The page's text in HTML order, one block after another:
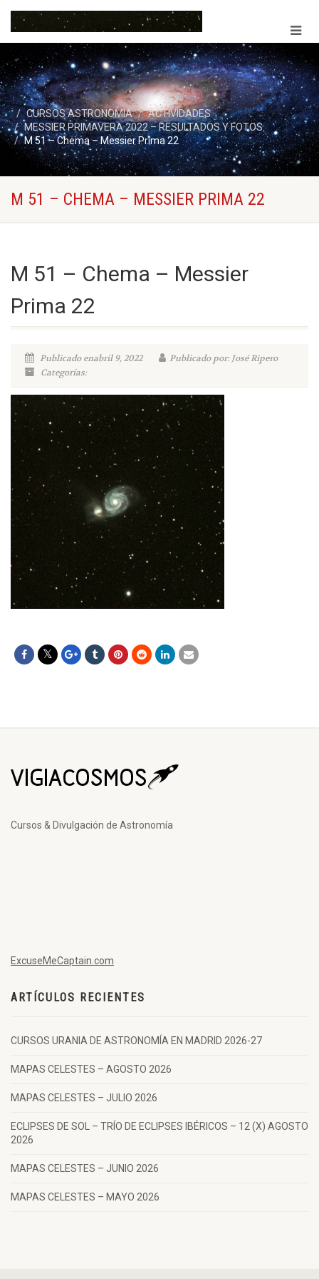
CURSOS ASTRONOMIA
ACTIVIDADES
MESSIER PRIMAVERA 2022 – RESULTADOS Y FOTOS
M 51 – Chema – Messier Prima 22
M 51 – CHEMA – MESSIER PRIMA 22
M 51 – Chema – Messier
Prima 22
Publicado enabril 9, 2022
Publicado por: José Ripero
Categorías:
Cursos & Divulgación de Astronomía
ExcuseMeCaptain.com
ARTÍCULOS RECIENTES
CURSOS URANIA DE ASTRONOMÍA EN MADRID 2026-27
MAPAS CELESTES – AGOSTO 2026
MAPAS CELESTES – JULIO 2026
ECLIPSES DE SOL – TRÍO DE ECLIPSES IBÉRICOS – 12 (X) AGOSTO
2026
MAPAS CELESTES – JUNIO 2026
MAPAS CELESTES – MAYO 2026